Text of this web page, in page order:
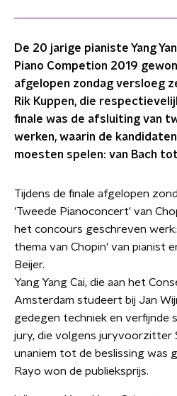
De 20 jarige pianiste Yang
Piano Competion 2019
afgelopen zondag versloeg
Rik Kuppen, die
finale was de afsluiting van
werken, waarin de
moesten spelen: van Bach
Tijdens de finale afgelopen
'Tweede Pianoconcert' van
het concours geschreven
thema van Chopin' van pianist
Beijer.
Yang Yang Cai, die aan het
Amsterdam studeert bij Jan
gedegen techniek en verfijnde
jury, die volgens juryvoorzitter
unaniem tot de beslissing was
Rayo won de publieksprijs.